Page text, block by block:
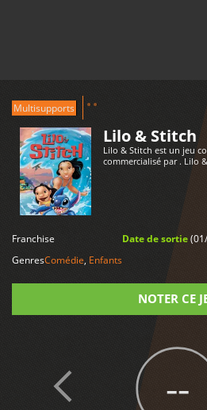
Multisupports
Lilo & Stitch
Lilo & Stitch est un jeu
commercialisé par . Lilo
Franchise
GenresComédie, Enfants
Date de sortie
NOTER CE
--